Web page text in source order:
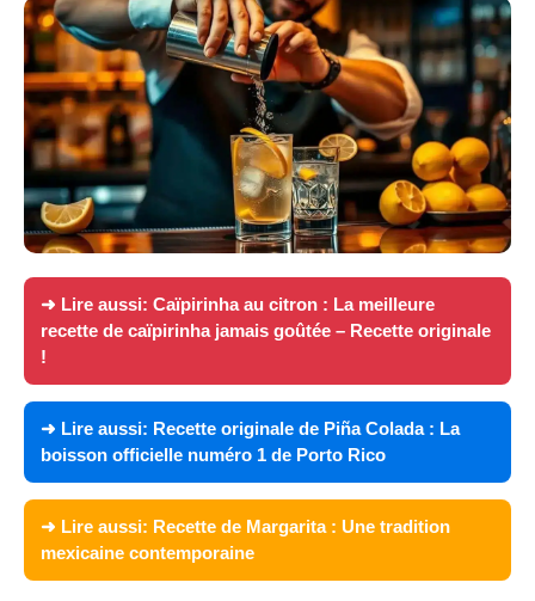
➜ Lire aussi: Caïpirinha au citron : La meilleure
recette de caïpirinha jamais goûtée – Recette originale
!
➜ Lire aussi: Recette originale de Piña Colada : La
boisson officielle numéro 1 de Porto Rico
➜ Lire aussi: Recette de Margarita : Une tradition
mexicaine contemporaine